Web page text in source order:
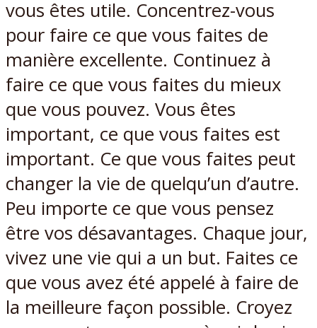
vous êtes utile. Concentrez-vous
pour faire ce que vous faites de
manière excellente. Continuez à
faire ce que vous faites du mieux
que vous pouvez. Vous êtes
important, ce que vous faites est
important. Ce que vous faites peut
changer la vie de quelqu’un d’autre.
Peu importe ce que vous pensez
être vos désavantages. Chaque jour,
vivez une vie qui a un but. Faites ce
que vous avez été appelé à faire de
la meilleure façon possible. Croyez